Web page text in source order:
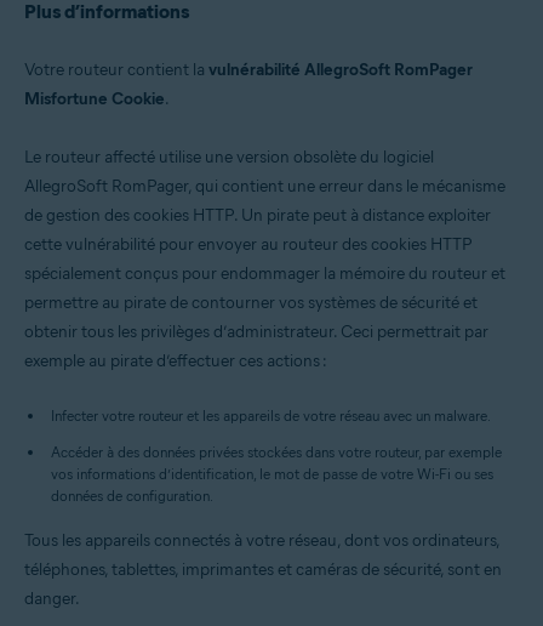
Plus d’informations
Votre routeur contient la vulnérabilité AllegroSoft RomPager
Misfortune Cookie.
Le routeur affecté utilise une version obsolète du logiciel
AllegroSoft RomPager, qui contient une erreur dans le mécanisme
de gestion des cookies HTTP. Un pirate peut à distance exploiter
cette vulnérabilité pour envoyer au routeur des cookies HTTP
spécialement conçus pour endommager la mémoire du routeur et
permettre au pirate de contourner vos systèmes de sécurité et
obtenir tous les privilèges d’administrateur. Ceci permettrait par
exemple au pirate d’effectuer ces actions :
Infecter votre routeur et les appareils de votre réseau avec un malware.
Accéder à des données privées stockées dans votre routeur, par exemple
vos informations d’identification, le mot de passe de votre Wi-Fi ou ses
données de configuration.
Tous les appareils connectés à votre réseau, dont vos ordinateurs,
téléphones, tablettes, imprimantes et caméras de sécurité, sont en
danger.